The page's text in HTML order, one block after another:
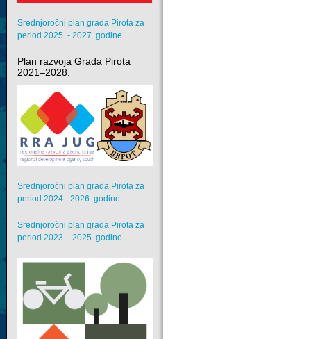
Srednjoročni plan grada Pirota za
period 2025. - 2027. godine
Plan razvoja Grada Pirota
2021–2028.
Srednjoročni plan grada Pirota za
period 2024.- 2026. godine
Srednjoročni plan grada Pirota za
period 2023. - 2025. godine